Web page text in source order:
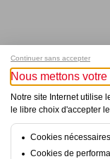
Continuer sans accepter
Nous mettons
Notre site Internet utilise
le libre choix d'accepter
Cookies nécessaires
Cookies de